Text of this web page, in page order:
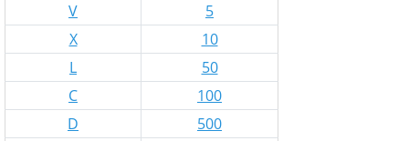
V
5
X
10
L
50
C
100
D
500